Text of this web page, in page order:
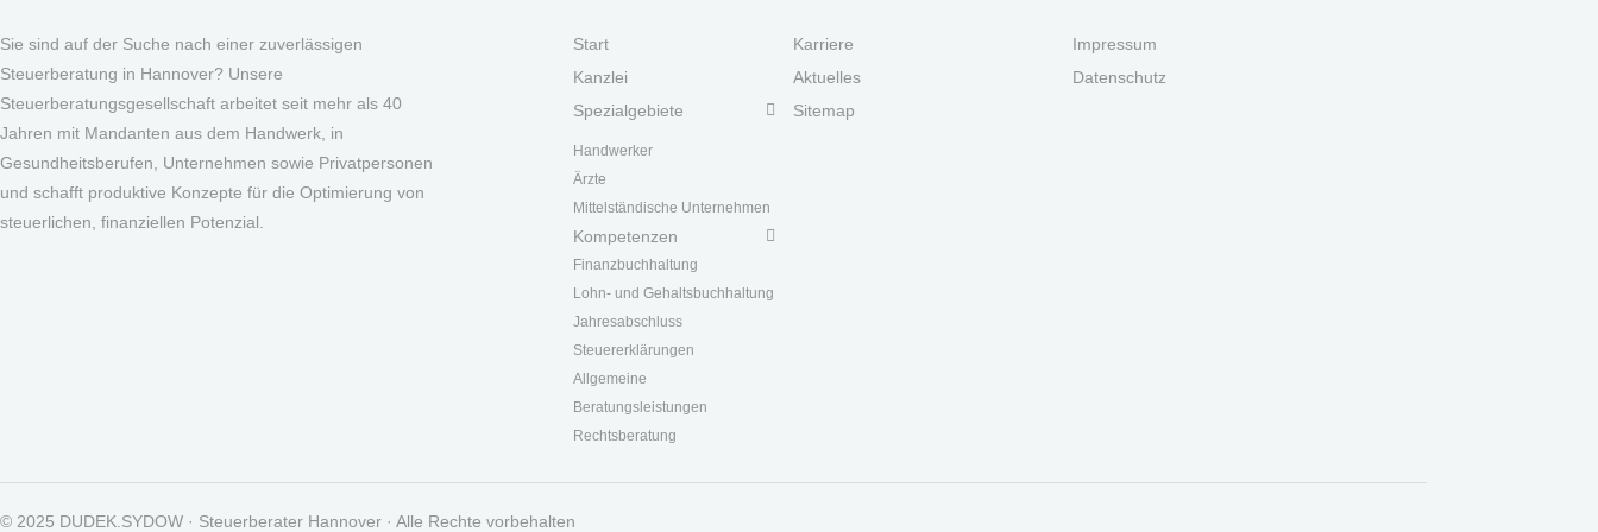
Sie sind auf der Suche nach einer zuverlässigen
Steuerberatung in Hannover? Unsere
Steuerberatungsgesellschaft arbeitet seit mehr als 40
Jahren mit Mandanten aus dem Handwerk, in
Gesundheitsberufen, Unternehmen sowie Privatpersonen
und schafft produktive Konzepte für die Optimierung von
steuerlichen, finanziellen Potenzial.
Start
Kanzlei
Spezialgebiete
Handwerker
Ärzte
Mittelständische Unternehmen
Kompetenzen
Finanzbuchhaltung
Lohn- und Gehaltsbuchhaltung
Jahresabschluss
Steuererklärungen
Allgemeine
Beratungsleistungen
Rechtsberatung
Karriere
Aktuelles
Sitemap
Impressum
Datenschutz
© 2025 DUDEK.SYDOW · Steuerberater Hannover · Alle Rechte vorbehalten